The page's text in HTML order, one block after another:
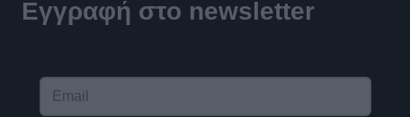
Εγγραφή στο newsletter